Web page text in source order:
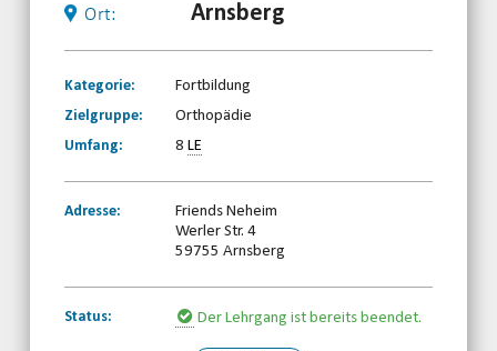
Ort: Arnsberg
Kategorie:
Fortbildung
Zielgruppe:
Orthopädie
Umfang:
8LE
Adresse:
Friends Neheim
Werler Str. 4
59755 Arnsberg
Status: Der Lehrgang ist bereits beendet.